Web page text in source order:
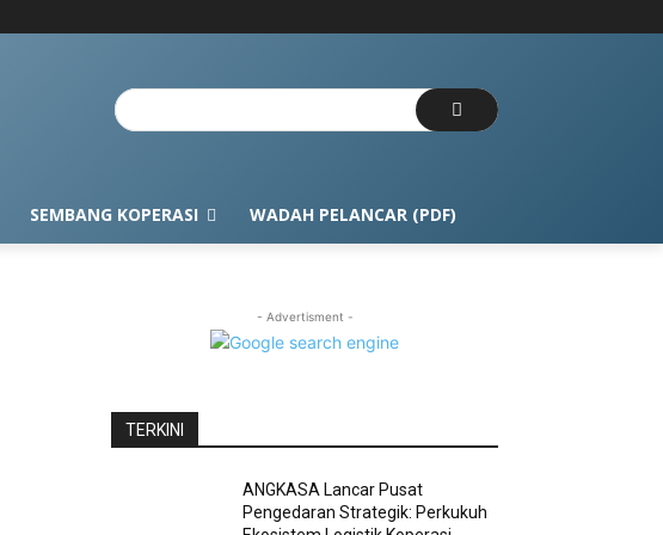
SEMBANG KOPERASI WADAH PELANCAR (PDF)
- Advertisment -
TERKINI
ANGKASA Lancar Pusat
Pengedaran Strategik: Perkukuh